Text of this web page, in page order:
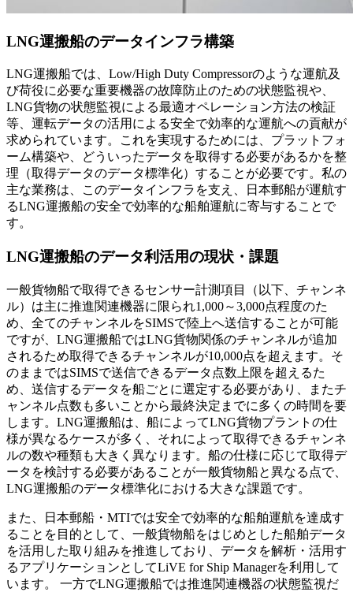
LNG運搬船のデータインフラ構築
LNG運搬船では、Low/High Duty Compressorのような運航及
び荷役に必要な重要機器の故障防止のための状態監視や、
LNG貨物の状態監視による最適オペレーション方法の検証
等、運転データの活用による安全で効率的な運航への貢献が
求められています。これを実現するためには、プラットフォ
ーム構築や、どういったデータを取得する必要があるかを整
理（取得データのデータ標準化）することが必要です。私の
主な業務は、このデータインフラを支え、日本郵船が運航す
るLNG運搬船の安全で効率的な船舶運航に寄与することで
す。
LNG運搬船のデータ利活用の現状・課題
一般貨物船で取得できるセンサー計測項目（以下、チャンネ
ル）は主に推進関連機器に限られ1,000～3,000点程度のた
め、全てのチャンネルをSIMSで陸上へ送信することが可能
ですが、LNG運搬船ではLNG貨物関係のチャンネルが追加
されるため取得できるチャンネルが10,000点を超えます。そ
のままではSIMSで送信できるデータ点数上限を超えるた
め、送信するデータを船ごとに選定する必要があり、またチ
ャンネル点数も多いことから最終決定までに多くの時間を要
します。LNG運搬船は、船によってLNG貨物プラントの仕
様が異なるケースが多く、それによって取得できるチャンネ
ルの数や種類も大きく異なります。船の仕様に応じて取得デ
ータを検討する必要があることが一般貨物船と異なる点で、
LNG運搬船のデータ標準化における大きな課題です。
また、日本郵船・MTIでは安全で効率的な船舶運航を達成す
ることを目的として、一般貨物船をはじめとした船舶データ
を活用した取り組みを推進しており、データを解析・活用す
るアプリケーションとしてLiVE for Ship Managerを利用して
います。 一方でLNG運搬船では推進関連機器の状態監視だ